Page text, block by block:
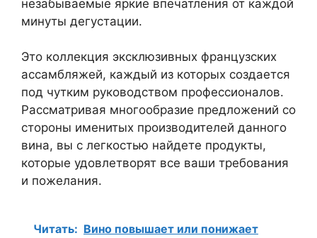
незабываемые яркие впечатления от каждой
минуты дегустации.
Это коллекция эксклюзивных французских
ассамбляжей, каждый из которых создается
под чутким руководством профессионалов.
Рассматривая многообразие предложений со
стороны именитых производителей данного
вина, вы с легкостью найдете продукты,
которые удовлетворят все ваши требования
и пожелания.
Читать: Вино повышает или понижает